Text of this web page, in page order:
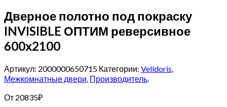
Дверное полотно под покраску
INVISIBLE ОПТИМ реверсивное
600х2100
Артикул: 2000000650715 Категории: Velldoris,
Межкомнатные двери, Производитель.
От 20835₽